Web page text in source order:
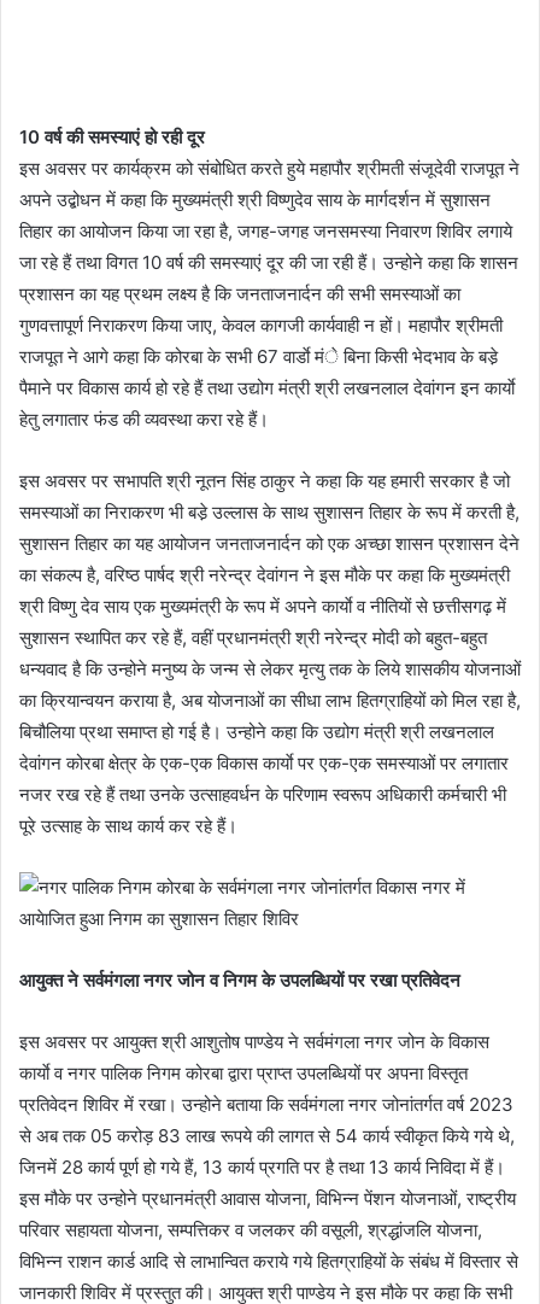
10 वर्ष की समस्याएं हो रही दूर
इस अवसर पर कार्यक्रम को संबोधित करते हुये महापौर श्रीमती संजूदेवी राजपूत ने
अपने उद्बोधन में कहा कि मुख्यमंत्री श्री विष्णुदेव साय के मार्गदर्शन में सुशासन
तिहार का आयोजन किया जा रहा है, जगह-जगह जनसमस्या निवारण शिविर लगाये
जा रहे हैं तथा विगत 10 वर्ष की समस्याएं दूर की जा रही हैं। उन्होने कहा कि शासन
प्रशासन का यह प्रथम लक्ष्य है कि जनताजनार्दन की सभी समस्याओं का
गुणवत्तापूर्ण निराकरण किया जाए, केवल कागजी कार्यवाही न हों। महापौर श्रीमती
राजपूत ने आगे कहा कि कोरबा के सभी 67 वार्डाे मंे बिना किसी भेदभाव के बडे़
पैमाने पर विकास कार्य हो रहे हैं तथा उद्योग मंत्री श्री लखनलाल देवांगन इन कार्याे
हेतु लगातार फंड की व्यवस्था करा रहे हैं।
इस अवसर पर सभापति श्री नूतन सिंह ठाकुर ने कहा कि यह हमारी सरकार है जो
समस्याओं का निराकरण भी बडे़ उल्लास के साथ सुशासन तिहार के रूप में करती है,
सुशासन तिहार का यह आयोजन जनताजनार्दन को एक अच्छा शासन प्रशासन देने
का संकल्प है, वरिष्ठ पार्षद श्री नरेन्द्र देवांगन ने इस मौके पर कहा कि मुख्यमंत्री
श्री विष्णु देव साय एक मुख्यमंत्री के रूप में अपने कार्याे व नीतियों से छत्तीसगढ़ में
सुशासन स्थापित कर रहे हैं, वहीं प्रधानमंत्री श्री नरेन्द्र मोदी को बहुत-बहुत
धन्यवाद है कि उन्होने मनुष्य के जन्म से लेकर मृत्यु तक के लिये शासकीय योजनाओं
का क्रियान्वयन कराया है, अब योजनाओं का सीधा लाभ हितग्राहियों को मिल रहा है,
बिचौलिया प्रथा समाप्त हो गई है। उन्होने कहा कि उद्योग मंत्री श्री लखनलाल
देवांगन कोरबा क्षेत्र के एक-एक विकास कार्याे पर एक-एक समस्याओं पर लगातार
नजर रख रहे हैं तथा उनके उत्साहवर्धन के परिणाम स्वरूप अधिकारी कर्मचारी भी
पूरे उत्साह के साथ कार्य कर रहे हैं।
आयुक्त ने सर्वमंगला नगर जोन व निगम के उपलब्धियों पर रखा प्रतिवेदन
इस अवसर पर आयुक्त श्री आशुतोष पाण्डेय ने सर्वमंगला नगर जोन के विकास
कार्याे व नगर पालिक निगम कोरबा द्वारा प्राप्त उपलब्धियों पर अपना विस्तृत
प्रतिवेदन शिविर में रखा। उन्होने बताया कि सर्वमंगला नगर जोनांतर्गत वर्ष 2023
से अब तक 05 करोड़ 83 लाख रूपये की लागत से 54 कार्य स्वीकृत किये गये थे,
जिनमें 28 कार्य पूर्ण हो गये हैं, 13 कार्य प्रगति पर है तथा 13 कार्य निविदा में हैं।
इस मौके पर उन्होने प्रधानमंत्री आवास योजना, विभिन्न पेंशन योजनाओं, राष्ट्रीय
परिवार सहायता योजना, सम्पत्तिकर व जलकर की वसूली, श्रद्धांजलि योजना,
विभिन्न राशन कार्ड आदि से लाभान्वित कराये गये हितग्राहियों के संबंध में विस्तार से
जानकारी शिविर में प्रस्तुत की। आयुक्त श्री पाण्डेय ने इस मौके पर कहा कि सभी